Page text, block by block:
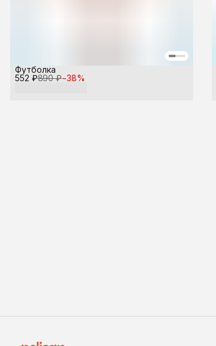
552 ₽890 ₽−38%
Футболка